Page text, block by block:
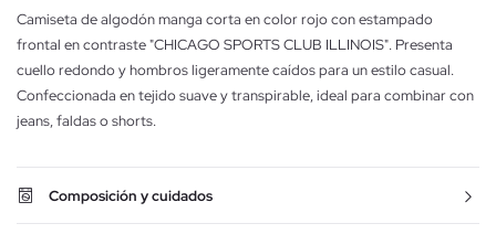
Camiseta de algodón manga corta en color rojo con estampado
frontal en contraste "CHICAGO SPORTS CLUB ILLINOIS". Presenta
cuello redondo y hombros ligeramente caídos para un estilo casual.
Confeccionada en tejido suave y transpirable, ideal para combinar con
jeans, faldas o shorts.
Composición y cuidados